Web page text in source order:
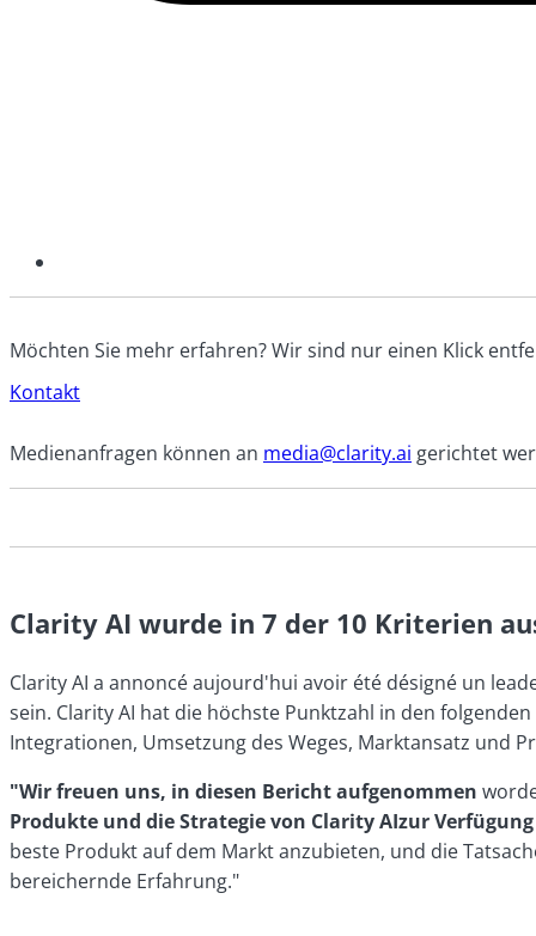
Möchten Sie mehr erfahren? Wir sind nur einen Klick
Kontakt
Medienanfragen können an media@clarity.ai gerichtet
Clarity AI wurde in 7 der 10 Kriterien
Clarity AI a annoncé aujourd'hui avoir été désigné un
sein. Clarity AI hat die höchste Punktzahl in den
Integrationen, Umsetzung des Weges, Marktansatz und
"Wir freuen uns, in diesen Bericht aufgenommen
Produkte und die Strategie von Clarity AIzur
beste Produkt auf dem Markt anzubieten, und die
bereichernde Erfahrung."